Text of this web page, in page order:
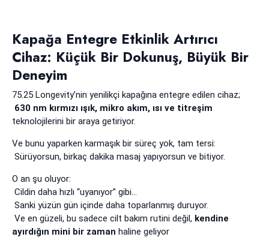
Kapağa Entegre Etkinlik Artırıcı
Cihaz: Küçük Bir Dokunuş, Büyük Bir
Deneyim
75.25 Longevity’nin yenilikçi kapağına entegre edilen cihaz;
630 nm kırmızı ışık, mikro akım, ısı ve titreşim
teknolojilerini bir araya getiriyor.
Ve bunu yaparken karmaşık bir süreç yok, tam tersi:
Sürüyorsun, birkaç dakika masaj yapıyorsun ve bitiyor.
O an şu oluyor:
Cildin daha hızlı “uyanıyor” gibi…
Sanki yüzün gün içinde daha toparlanmış duruyor.
Ve en güzeli, bu sadece cilt bakım rutini değil, kendine
ayırdığın mini bir zaman haline geliyor